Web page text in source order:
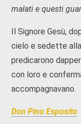
malati e questi
Il Signore Gesù,
cielo e sedette
predicarono
con loro e
accompagnavano.
Don Pino Esposito